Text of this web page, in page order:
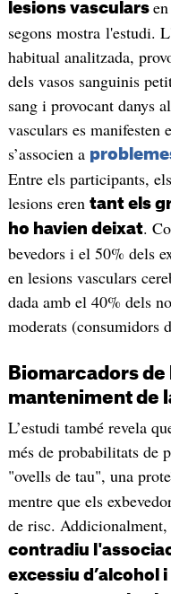
lesions vasculars
segons mostra l'estudi.
habitual analitzada,
dels vasos sanguinis
sang i provocant danys
vasculars es manifesten
s’associen a
Entre els participants,
lesions eren tant els
ho havien deixat.
bevedors i el 50% dels
en lesions vasculars
dada amb el 40% dels
moderats (consumidors
Biomarcadors de
manteniment de
L’estudi també revela
més de probabilitats de
"ovells de tau", una
mentre que els
de risc.
contradiu
excessiu d’alcohol